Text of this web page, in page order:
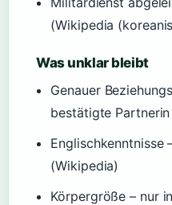
(Wikipedia
Was unklar bleibt
Genauer
bestätigte
Englischkenntnisse
(Wikipedia)
Körpergröße – nur